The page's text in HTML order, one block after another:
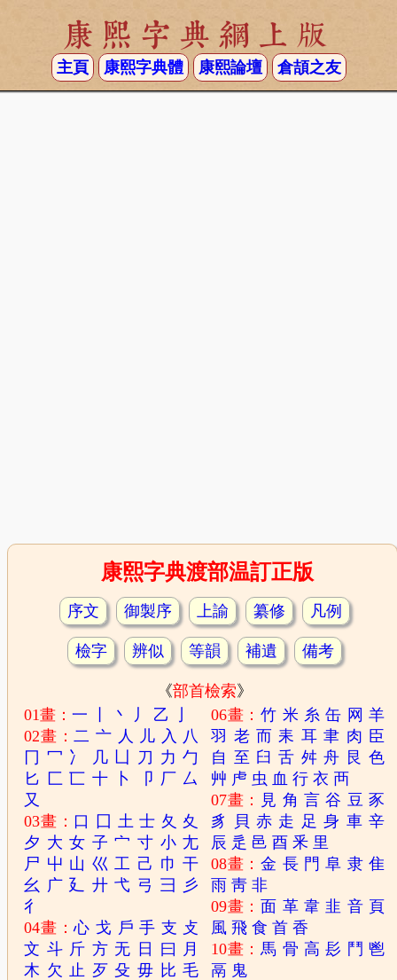
康熙字典網上版
主頁 康熙字典體 康熙論壇 倉頡之友
康熙字典渡部温訂正版
序文 御製序 上諭 纂修 凡例
檢字 辨似 等韻 補遺 備考
《部首檢索》
01畫：一 丶 丿 乙
02畫：二 亠 人 儿 入 八
冂 冖 冫 几 凵 刀 力 勹
匕 匚 匸 十 卜 卩 厂 厶
又
03畫： 口 囗 土 士 夂 夊
夕 大 女 子 宀 寸 小 尢
尸 屮 山 巛 工 己 巾 干
幺 广 廴 廾 弋 弓 彐
彡
彳
04畫：心 戈 戶 手 支 攴
文 斗 斤 方 无 日 曰 月
木 欠 止 歹 殳 毋 比 毛
06畫：竹 米 糸 缶 网 羊
羽 老 而 耒 耳 聿 肉 臣
自 至 臼 舌 舛 舟 艮 色
艸 虍 虫 血 行 衣 襾
07畫： 見 角 言 谷 豆 豕
豸
貝 赤 走 足 身 車 辛
辰 辵 邑 酉 釆 里
08畫：金 長 門 阜 隶 隹
雨 靑 非
09畫： 面 革 韋 韭 音 頁
風 飛 食 首 香
10畫：馬 骨 高 髟 鬥 鬯
鬲 鬼